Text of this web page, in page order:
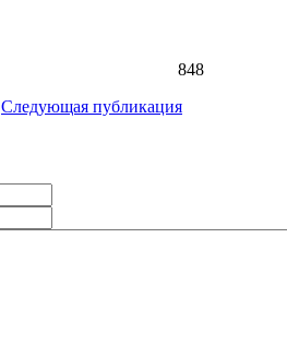
848
Следующая публикация